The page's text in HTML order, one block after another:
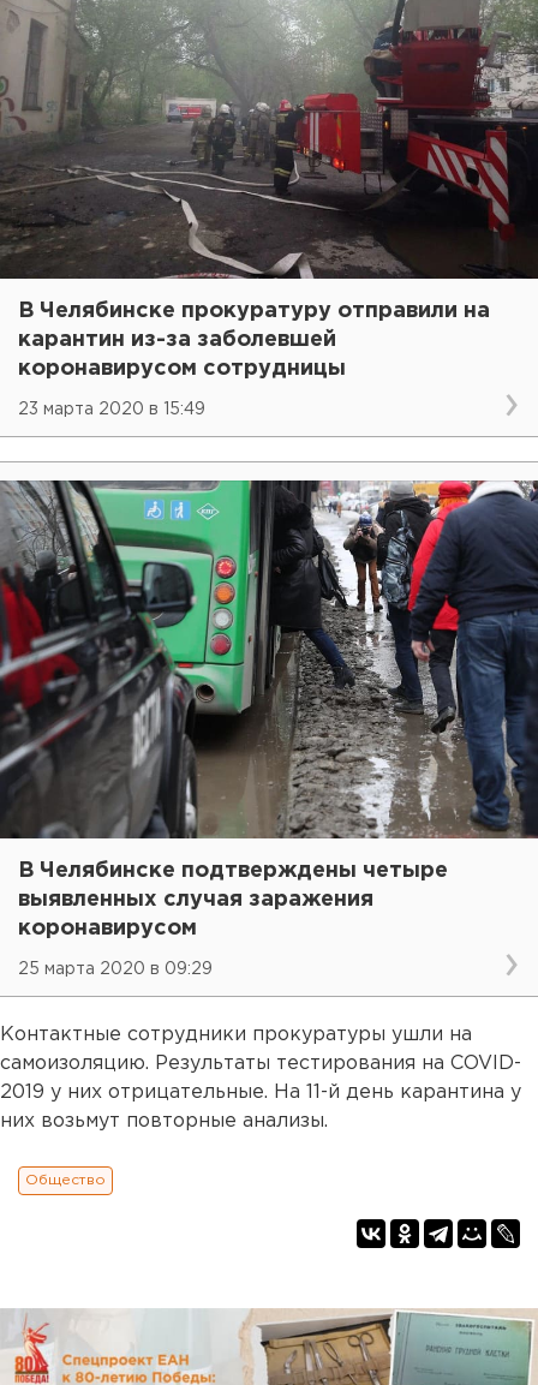
В Челябинске прокуратуру отправили на
карантин из-за заболевшей
коронавирусом сотрудницы
23 марта 2020 в 15:49
В Челябинске подтверждены четыре
выявленных случая заражения
коронавирусом
25 марта 2020 в 09:29
Контактные сотрудники прокуратуры ушли на
самоизоляцию. Результаты тестирования на COVID-
2019 у них отрицательные. На 11-й день карантина у
них возьмут повторные анализы.
Общество